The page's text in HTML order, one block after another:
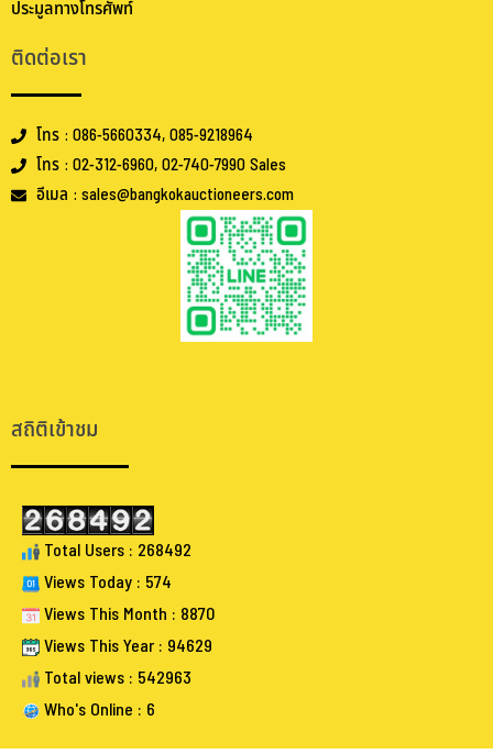
ประมูลทางโทรศัพท์
ติดต่อเรา
โทร : 086-5660334, 085-9218964
โทร : 02-312-6960, 02-740-7990 Sales
อีเมล : sales@bangkokauctioneers.com
สถิติเข้าชม
Total Users : 268492
Views Today : 574
Views This Month : 8870
Views This Year : 94629
Total views : 542963
Who's Online : 6